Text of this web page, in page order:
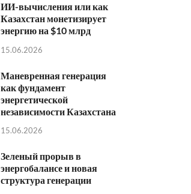
ИИ-вычисления или как
Казахстан монетизирует
энергию на $10 млрд
15.06.2026
Маневренная генерация
как фундамент
энергетической
независимости Казахстана
15.06.2026
Зеленый прорыв в
энергобалансе и новая
структура генерации